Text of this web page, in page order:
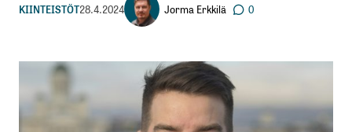
KIINTEISTÖT28.4.2024 Jorma Erkkilä 0